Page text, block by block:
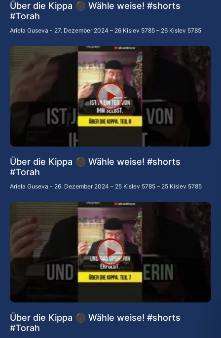
Über die Kippa ⚫ Wähle weise! #shorts
#Torah
Ariela Guseva 27. Dezember 2024 – 26 Kislev 5785 – 26 Kislev 5785
Über die Kippa ⚫ Wähle weise! #shorts
#Torah
Ariela Guseva 26. Dezember 2024 – 25 Kislev 5785 – 25 Kislev 5785
Über die Kippa ⚫ Wähle weise! #shorts
#Torah